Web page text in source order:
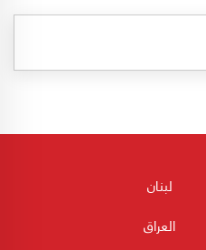
لبنان
العراق